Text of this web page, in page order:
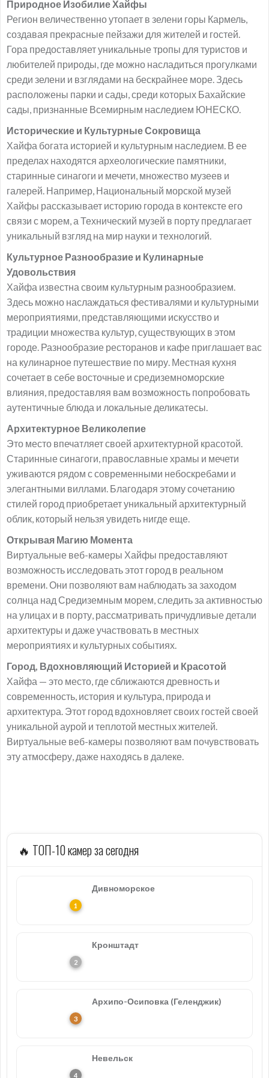
Природное Изобилие Хайфы
Регион величественно утопает в зелени горы Кармель,
создавая прекрасные пейзажи для жителей и гостей.
Гора предоставляет уникальные тропы для туристов и
любителей природы, где можно насладиться прогулками
среди зелени и взглядами на бескрайнее море. Здесь
расположены парки и сады, среди которых Бахайские
сады, признанные Всемирным наследием ЮНЕСКО.
Исторические и Культурные Сокровища
Хайфа богата историей и культурным наследием. В ее
пределах находятся археологические памятники,
старинные синагоги и мечети, множество музеев и
галерей. Например, Национальный морской музей
Хайфы рассказывает историю города в контексте его
связи с морем, а Технический музей в порту предлагает
уникальный взгляд на мир науки и технологий.
Культурное Разнообразие и Кулинарные
Удовольствия
Хайфа известна своим культурным разнообразием.
Здесь можно наслаждаться фестивалями и культурными
мероприятиями, представляющими искусство и
традиции множества культур, существующих в этом
городе. Разнообразие ресторанов и кафе приглашает вас
на кулинарное путешествие по миру. Местная кухня
сочетает в себе восточные и средиземноморские
влияния, предоставляя вам возможность попробовать
аутентичные блюда и локальные деликатесы.
Архитектурное Великолепие
Это место впечатляет своей архитектурной красотой.
Старинные синагоги, православные храмы и мечети
уживаются рядом с современными небоскребами и
элегантными виллами. Благодаря этому сочетанию
стилей город приобретает уникальный архитектурный
облик, который нельзя увидеть нигде еще.
Открывая Магию Момента
Виртуальные веб-камеры Хайфы предоставляют
возможность исследовать этот город в реальном
времени. Они позволяют вам наблюдать за заходом
солнца над Средиземным морем, следить за активностью
на улицах и в порту, рассматривать причудливые детали
архитектуры и даже участвовать в местных
мероприятиях и культурных событиях.
Город, Вдохновляющий Историей и Красотой
Хайфа — это место, где сближаются древность и
современность, история и культура, природа и
архитектура. Этот город вдохновляет своих гостей своей
уникальной аурой и теплотой местных жителей.
Виртуальные веб-камеры позволяют вам почувствовать
эту атмосферу, даже находясь в далеке.
🔥 ТОП-10 камер за сегодня
Дивноморское
Кронштадт
Архипо-Осиповка (Геленджик)
Невельск